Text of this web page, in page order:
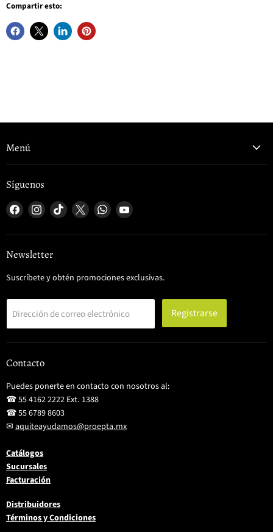
Compartir esto:
Menú
Síguenos
Encuéntrenos
Facebook
Encuéntrenos
Instagram
Encuéntrenos
TikTok
Encuéntrenos
X
Encuéntrenos
WhatsApp
Encuéntrenos
YouTube
Newsletter
Suscríbete y obtén promociones exclusivas.
Dirección de correo electrónico Registrarse
Contacto
Puedes ponerte en contacto con nosotros al:
☎ 55 4162 2222 Ext. 1388
☎ 55 6789 8603
✉ aquiteayudamos@proepta.mx
Catálogos
Sucursales
Facturación
Distribuidores
Términos y Condiciones